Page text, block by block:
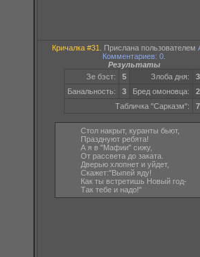
Кричалка #31 . Прислана пользователем
Комментариев: 0.
Результаты
Зе бэст:
5 Злоба дня:
3
Банальность:
3 Бред омоновца:
2
Табличка "Сарказм":
7
Стол накрыт, куранты бьют,
Празднуют ребята!
А я в "Мафии" сижу,
От рассвета до заката.
Дверью хлопнет и уйдет,
Скажет:"Выпей яду!
Как ты встретишь Новый год-
Так тебе и надо!"